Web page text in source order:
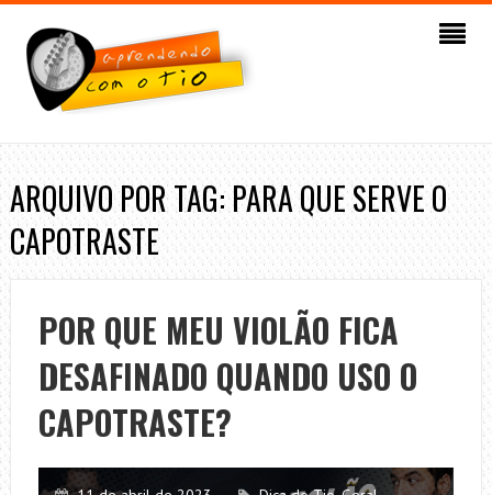
ARQUIVO POR TAG: PARA QUE SERVE O
CAPOTRASTE
POR QUE MEU VIOLÃO FICA
DESAFINADO QUANDO USO O
CAPOTRASTE?